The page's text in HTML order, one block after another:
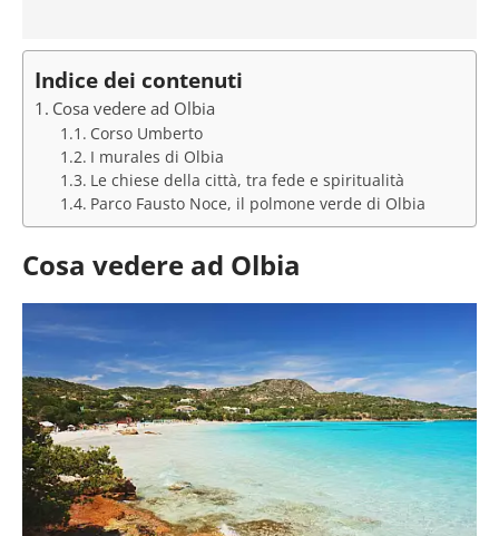
Indice dei contenuti
Cosa vedere ad Olbia
Corso Umberto
I murales di Olbia
Le chiese della città, tra fede e spiritualità
Parco Fausto Noce, il polmone verde di Olbia
Cosa vedere ad Olbia